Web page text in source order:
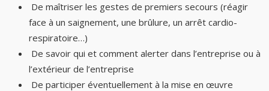
De maîtriser les gestes de premiers secours (réagir
face à un saignement, une brûlure, un arrêt cardio-
respiratoire…)
De savoir qui et comment alerter dans l’entreprise ou à
l’extérieur de l’entreprise
De participer éventuellement à la mise en œuvre